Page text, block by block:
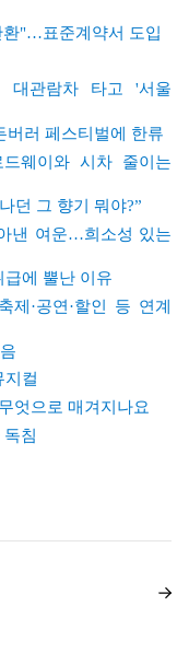
환"…표준계약서 도입
대관람차 타고 '서울
버러 페스티벌에
한류
드웨이와 시차
줄이는
나던 그 향기
뭐야?”
낸 여운…희소성 있는
에 뿔난 이유
축제·공연·할인 등 연계
지컬
무엇으로 매겨지나요
독침